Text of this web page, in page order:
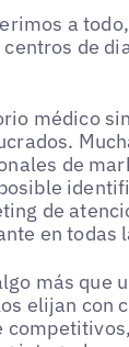
a
de
médico
de
de
en todas
más que
elijan con